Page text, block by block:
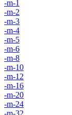
-m-1
-m-2
-m-3
-m-4
-m-5
-m-6
-m-8
-m-10
-m-12
-m-16
-m-20
-m-24
-m-32